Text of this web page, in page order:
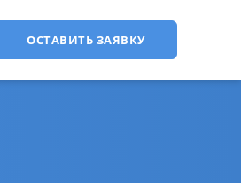
ОСТАВИТЬ ЗАЯВКУ